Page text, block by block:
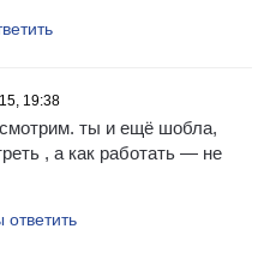
19:38
ты и ещё шобла,
, а как работать — не
ответить